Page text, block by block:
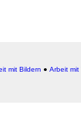
mit Bildern ● Arbeit mit